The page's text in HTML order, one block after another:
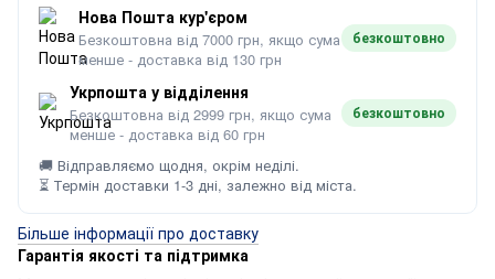
Нова Пошта кур'єром
Безкоштовна від 7000 грн, якщо сума
менше - доставка від 130 грн
безкоштовно
Укрпошта у відділення
Безкоштовна від 2999 грн, якщо сума
менше - доставка від 60 грн
безкоштовно
🚚 Відправляємо щодня, окрім неділі.
⏳ Термін доставки 1-3 дні, залежно від міста.
Більше інформації про доставку
Гарантія якості та підтримка